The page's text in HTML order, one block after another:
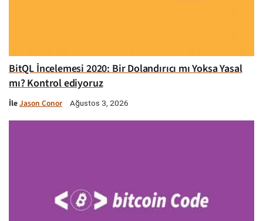
BitQL İncelemesi 2020: Bir Dolandırıcı mı Yoksa Yasal
mı? Kontrol ediyoruz
İleJason Conor Ağustos 3, 2026